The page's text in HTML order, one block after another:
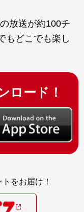
放送が約100チ
もどこでも楽し
ロード！
をお届け！